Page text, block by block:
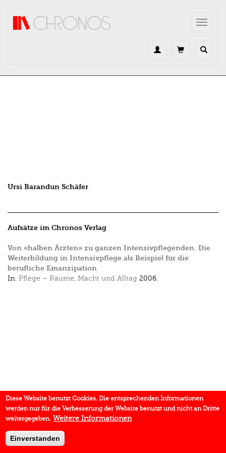
Toggle
Ursi Barandun Schäfer
Aufsätze im Chronos Verlag
Von «halben Ärzten» zu ganzen Intensivpflegenden. Die
Weiterbildung in Intensivpflege als Beispiel für die
berufliche Emanzipation
In: Pflege – Räume, Macht und Alltag 2006.
Diese Website benutzt Cookies. Die entsprechenden Informationen
werden nur für die Verbesserung der Website benutzt und nicht an Dritte
weitergegeben. Weitere Informationen
Einverstanden